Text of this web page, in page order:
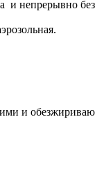
и непрерывно
и